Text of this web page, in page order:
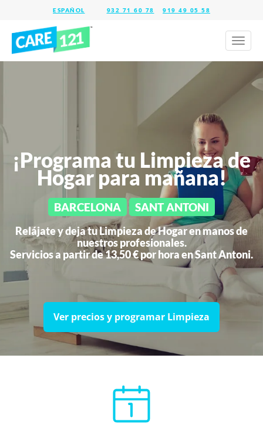
932 71 60 78 919 49 05 58
Toggle
¡Programa tu Limpieza de
Hogar para mañana!
BARCELONA SANT ANTONI
Relájate y deja tu Limpieza de Hogar en manos de
nuestros profesionales.
Servicios a partir de 13,50 € por hora enSant Antoni.
Ver precios y programar Limpieza